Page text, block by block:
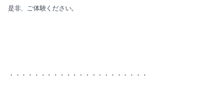
是非、ご体験ください。
・・・・・・・・・・・・・・・・・・・・・・